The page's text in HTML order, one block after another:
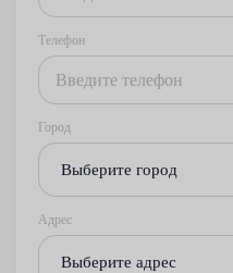
Телефон
Город
Выберите город
Адрес
Выберите адрес